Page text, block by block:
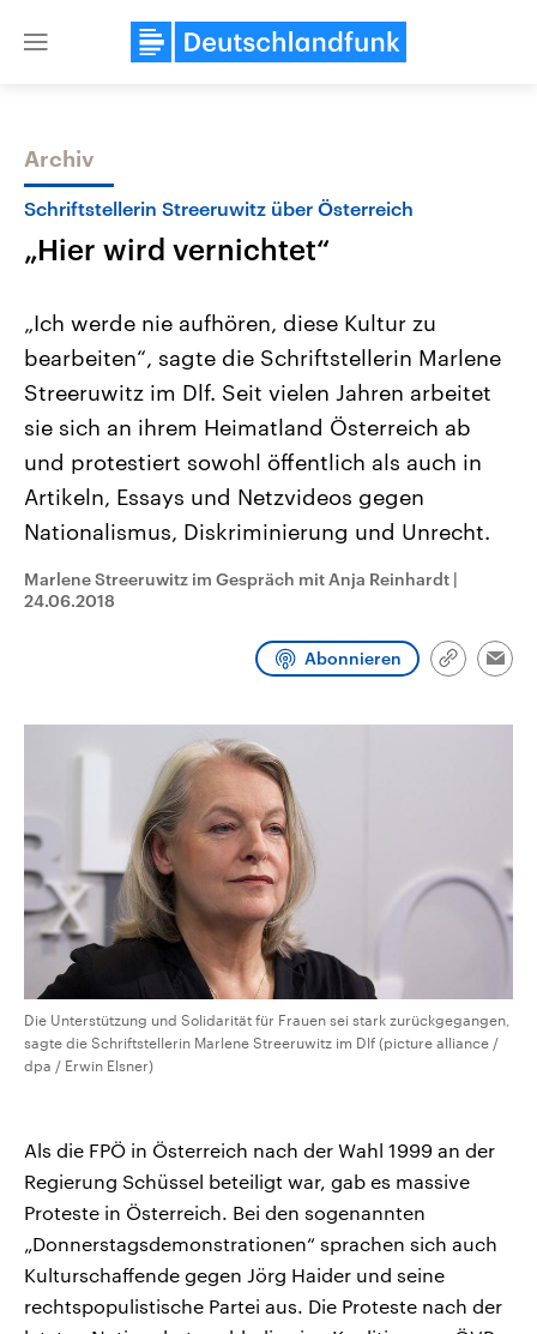
Close
Themen
Landtagswahl Sachsen-Anhalt
2026
Alle Informationen
Sachsen-Anhalt wählt am 6.
September 2026 einen neuen
Landtag. Seit 2021 wird das
Bundesland von einer Koalition aus
Umfragen, Prognosen,
Wahlprogramme, aktuelle Berichte
und Hintergründe zu den Parteien
USA
Aktuelle Beiträge,
Hintergründe
Wirtschaftlich und
gehören die Vereinigten
den mächtigsten Ländern
mit großem Einfluss auf
Sendungen
Archiv
Schriftstellerin Streeruwitz über Österreich
„Hier wird vernichtet“
„Ich werde nie aufhören, diese Kultur zu
bearbeiten“, sagte die Schriftstellerin Marlene
Streeruwitz im Dlf. Seit vielen Jahren arbeitet
sie sich an ihrem Heimatland Österreich ab
und protestiert sowohl öffentlich als auch in
Artikeln, Essays und Netzvideos gegen
Nationalismus, Diskriminierung und Unrecht.
Marlene Streeruwitz im Gespräch mit Anja Reinhardt |
24.06.2018
Abonnieren
Link
Die Unterstützung und Solidarität für Frauen sei stark zurückgegangen,
sagte die Schriftstellerin Marlene Streeruwitz im Dlf (picture alliance /
dpa / Erwin Elsner)
Als die FPÖ in Österreich nach der Wahl 1999 an der
Regierung Schüssel beteiligt war, gab es massive
Proteste in Österreich. Bei den sogenannten
„Donnerstagsdemonstrationen“ sprachen sich auch
Kulturschaffende gegen Jörg Haider und seine
rechtspopulistische Partei aus. Die Proteste nach der